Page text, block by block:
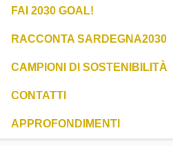
FAI 2030 GOAL!
RACCONTA SARDEGNA2030
CAMPIONI DI SOSTENIBILITÀ
CONTATTI
APPROFONDIMENTI